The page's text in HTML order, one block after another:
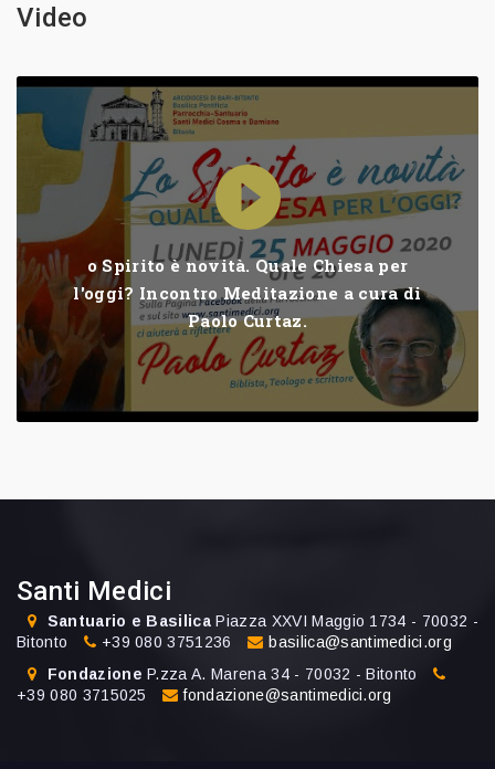
Video
o Spirito è novità. Quale Chiesa per
l'oggi? Incontro Meditazione a cura di
Paolo Curtaz.
Santi Medici
Santuario e Basilica Piazza XXVI Maggio 1734 - 70032 -
Bitonto
+39 080 3751236
basilica@santimedici.org
Fondazione P.zza A. Marena 34 - 70032 - Bitonto
+39 080 3715025
fondazione@santimedici.org